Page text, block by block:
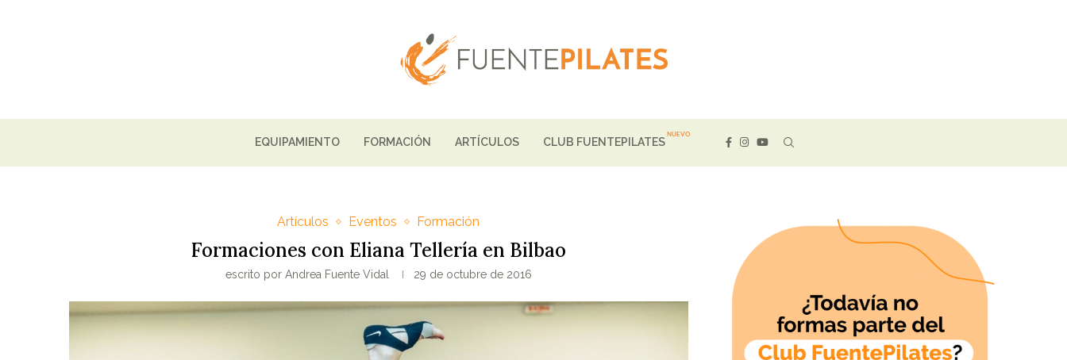
EQUIPAMIENTO FORMACIÓN ARTÍCULOS CLUB FUENTEPILATES
Artículos Eventos Formación
Formaciones con Eliana Tellería en Bilbao
escrito por Andrea Fuente Vidal 29 de octubre de 2016